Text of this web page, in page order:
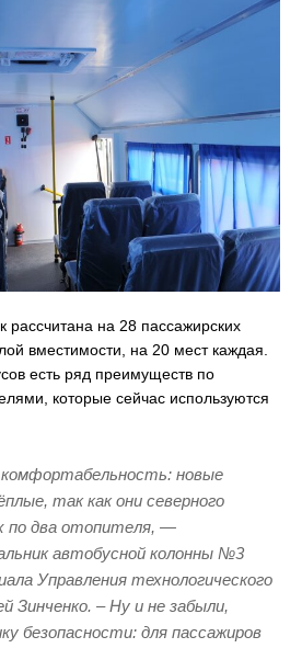
рассчитана на 28 пассажирских
вместимости, на 20 мест каждая.
есть ряд преимуществ по
которые сейчас используются
новые
так как они северного
по два отопителя, —
автобусной колонны №3
Управления технологического
Зинченко. – Ну и не забыли,
безопасности: для пассажиров